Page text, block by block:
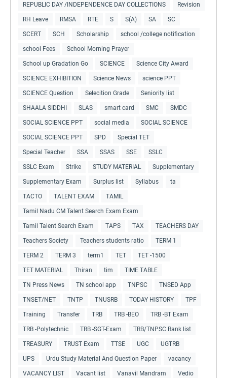
REPUBLIC DAY /INDEPENDENCE DAY COLLECTIONS Revision
RH Leave RMSA RTE S S(A) SA SC
SCERT SCH Scholarship school /college notification
school Fees School Morning Prayer
School up Gradation Go SCIENCE Science City Award
SCIENCE EXHIBITION Science News science PPT
SCIENCE Question Selecition Grade Seniority list
SHAALA SIDDHI SLAS smart card SMC SMDC
SOCIAL SCIENCE PPT social media SOCIAL SCIENCE
SOCIAL SCIENCE PPT SPD Special TET
Special Teacher SSA SSAS SSE SSLC
SSLC Exam Strike STUDY MATERIAL Supplementary
Supplementary Exam Surplus list Syllabus ta
TACTO TALENT EXAM TAMIL
Tamil Nadu CM Talent Search Exam Exam
Tamil Talent Search Exam TAPS TAX TEACHERS DAY
Teachers Society Teachers students ratio TERM 1
TERM 2 TERM 3 term1 TET TET -1500
TET MATERIAL Thiran tim TIME TABLE
TN Press News TN school app TNPSC TNSED App
TNSET/NET TNTP TNUSRB TODAY HISTORY TPF
Training Transfer TRB TRB -BEO TRB -BT Exam
TRB -Polytechnic TRB -SGT-Exam TRB/TNPSC Rank list
TREASURY TRUST Exam TTSE UGC UGTRB
UPS Urdu Study Material And Question Paper vacancy
VACANCY LIST Vacant list Vanavil Mandram Vedio